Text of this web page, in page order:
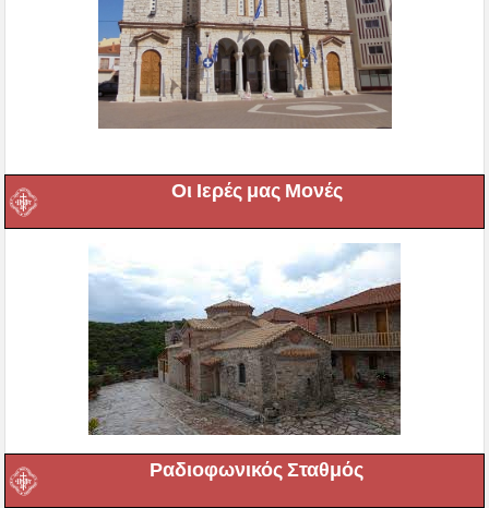
Οι Ιερές μας Μονές
Ραδιοφωνικός Σταθμός